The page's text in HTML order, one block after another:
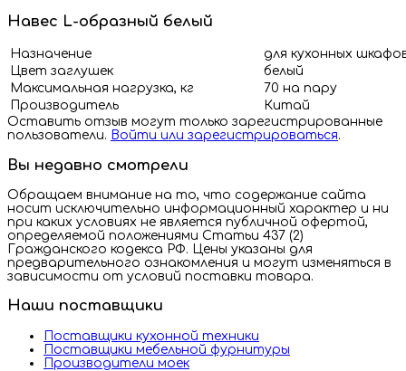
Навес L-образный белый
Назначение
для кухонных
Цвет заглушек
белый
Максимальная нагрузка, кг
70 на пару
Производитель
Китай
Оставить отзыв могут только зарегистрированные
пользователи. Войти или зарегистрироваться.
Вы недавно смотрели
Обращаем внимание на то, что содержание сайта
носит исключительно информационный характер и ни
при каких условиях не является публичной офертой,
определяемой положениями Статьи 437 (2)
Гражданского кодекса РФ. Цены указаны для
предварительного ознакомления и могут изменяться в
зависимости от условий поставки товара.
Наши поставщики
Поставщики кухонной техники
Поставщики мебельной фурнитуры
Производители моек